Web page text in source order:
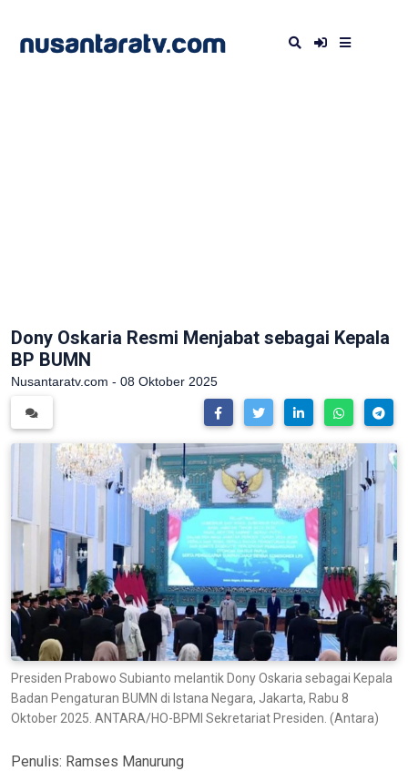
Dony Oskaria Resmi Menjabat sebagai Kepala
BP BUMN
Nusantaratv.com - 08 Oktober 2025
Presiden Prabowo Subianto melantik Dony Oskaria sebagai Kepala
Badan Pengaturan BUMN di Istana Negara, Jakarta, Rabu 8
Oktober 2025. ANTARA/HO-BPMI Sekretariat Presiden. (Antara)
Penulis: Ramses Manurung